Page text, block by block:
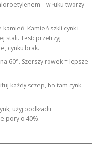
– w łuku tworzy
Kamień szkli cynk i
stali. Test: przetrzyj
cynku brak.
60°. Szerszy rowek = lepsze
każdy sczep, bo tam cynk
użyj podkładu
pory o 40%.